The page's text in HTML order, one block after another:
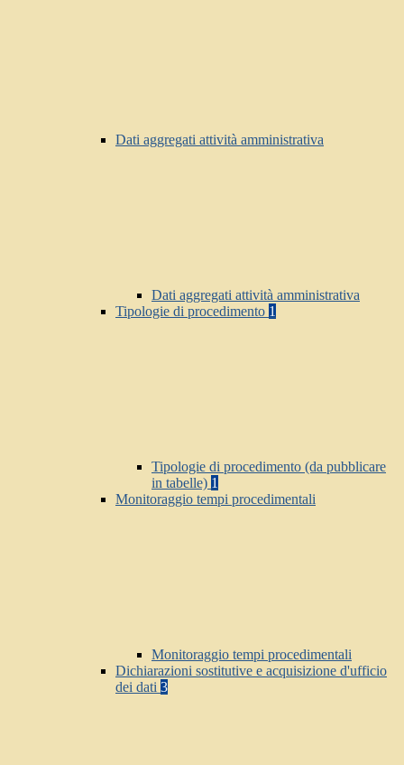
Dati aggregati attività amministrativa
Dati aggregati attività amministrativa
Tipologie di procedimento 1
Tipologie di procedimento (da pubblicare
in tabelle) 1
Monitoraggio tempi procedimentali
Monitoraggio tempi procedimentali
Dichiarazioni sostitutive e acquisizione d'ufficio
dei dati 3